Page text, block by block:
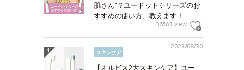
肌さん”？ユードットシリーズのお
すすめの使い方、教えます！
36583 view
2023/08/30
スキンケア
【オルビス2大スキンケア】ユー